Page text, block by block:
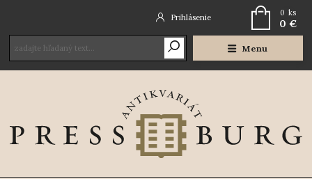
Menu
Prihlásenie 0 ks
0 €